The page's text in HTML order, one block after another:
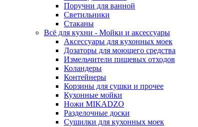
Поручни для ванной
Светильники
Стаканы
Всё для кухни - Мойки и аксессуары
Аксессуары для кухонных моек
Дозаторы для моющего средства
Измельчители пищевых отходов
Коландеры
Контейнеры
Корзины для сушки и прочее
Кухонные мойки
Ножи MIKADZO
Разделочные доски
Сушилки для кухонных моек